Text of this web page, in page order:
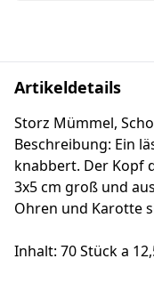
Artikeldetails
Storz Mümmel,
Beschreibung: Ein
knabbert. Der Kopf
3x5 cm groß und
Ohren und Karotte
Inhalt: 70 Stück a